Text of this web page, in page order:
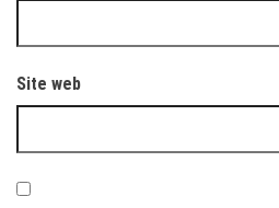
Site web